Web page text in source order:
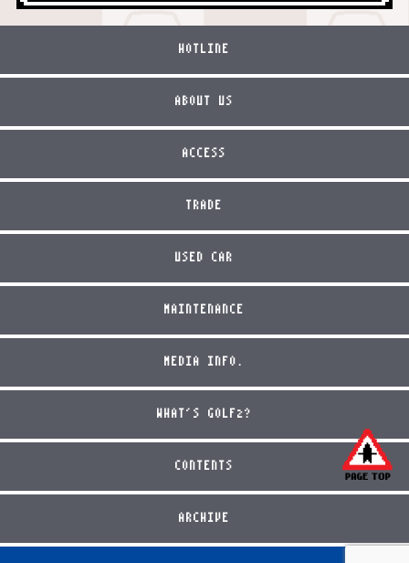
HOTLINE
ABOUT US
ACCESS
TRADE
USED CAR
MAINTENANCE
MEDIA INFO.
WHAT'S GOLF2?
CONTENTS
ARCHIVE